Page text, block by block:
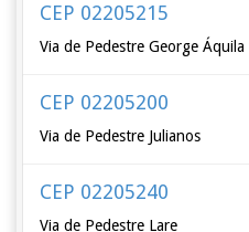
CEP 02205215
Via de Pedestre George Áquila
CEP 02205200
Via de Pedestre Julianos
CEP 02205240
Via de Pedestre Lare